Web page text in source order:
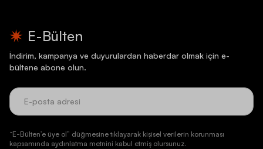
E-Bülten
İndirim, kampanya ve duyurulardan haberdar olmak için e-
bültene abone olun.
“E-Bülten’e üye ol” düğmesine tıklayarak kişisel verilerin korunması
kapsamında aydınlatma metnini kabul etmiş olursunuz.